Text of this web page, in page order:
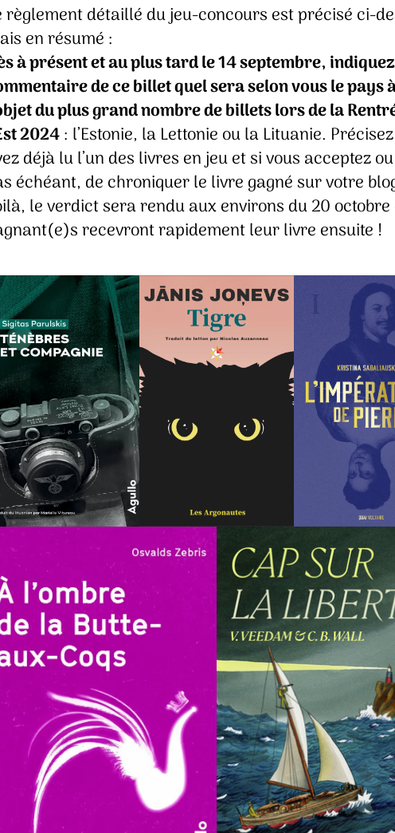
règlement détaillé du jeu-concours est précisé ci-
en résumé :
à présent et au plus tard le 14 septembre,
de ce billet quel sera selon vous le pays
du plus grand nombre de billets lors de la
2024: l’Estonie, la Lettonie ou la Lituanie.
déjà lu l’un des livres en jeu et si vous acceptez
échéant, de chroniquer le livre gagné sur votre
le verdict sera rendu aux environs du 20 octobre
recevront rapidement leur livre ensuite !